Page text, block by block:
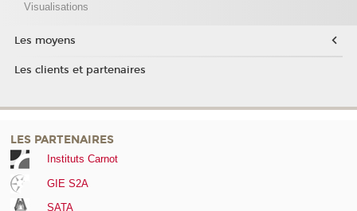
Visualisations
Les moyens
Les clients et partenaires
LES PARTENAIRES
Instituts Carnot
GIE S2A
SATA